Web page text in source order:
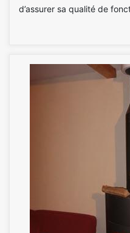
d’assurer sa qualité de